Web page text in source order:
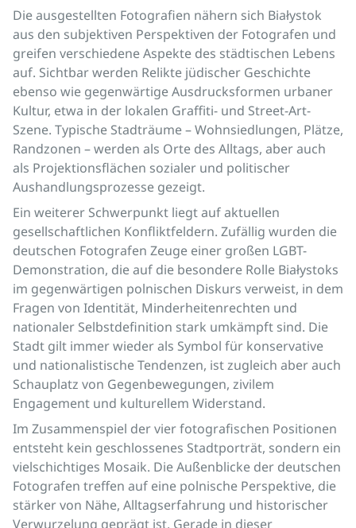
Die ausgestellten Fotografien nähern sich Białystok
aus den subjektiven Perspektiven der Fotografen und
greifen verschiedene Aspekte des städtischen Lebens
auf. Sichtbar werden Relikte jüdischer Geschichte
ebenso wie gegenwärtige Ausdrucksformen urbaner
Kultur, etwa in der lokalen Graffiti- und Street-Art-
Szene. Typische Stadträume – Wohnsiedlungen, Plätze,
Randzonen – werden als Orte des Alltags, aber auch
als Projektionsflächen sozialer und politischer
Aushandlungsprozesse gezeigt.
Ein weiterer Schwerpunkt liegt auf aktuellen
gesellschaftlichen Konfliktfeldern. Zufällig wurden die
deutschen Fotografen Zeuge einer großen LGBT-
Demonstration, die auf die besondere Rolle Białystoks
im gegenwärtigen polnischen Diskurs verweist, in dem
Fragen von Identität, Minderheitenrechten und
nationaler Selbstdefinition stark umkämpft sind. Die
Stadt gilt immer wieder als Symbol für konservative
und nationalistische Tendenzen, ist zugleich aber auch
Schauplatz von Gegenbewegungen, zivilem
Engagement und kulturellem Widerstand.
Im Zusammenspiel der vier fotografischen Positionen
entsteht kein geschlossenes Stadtporträt, sondern ein
vielschichtiges Mosaik. Die Außenblicke der deutschen
Fotografen treffen auf eine polnische Perspektive, die
stärker von Nähe, Alltagserfahrung und historischer
Verwurzelung geprägt ist. Gerade in dieser